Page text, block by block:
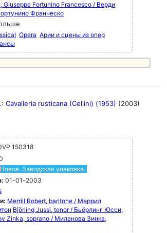
Giuseppe Fortunino Francesco / Верди
Франческо
Opera Арии и сцены из опер
Cavalleria rusticana (Cellini) (1953) (2003)
150318
Новое. Заводская упаковка.
01-01-2003
Merrill Robert, baritone / Меррил
Björling Jussi, tenor / Бьёрлинг Юсси,
Zinka, soprano / Миланова Зинка,